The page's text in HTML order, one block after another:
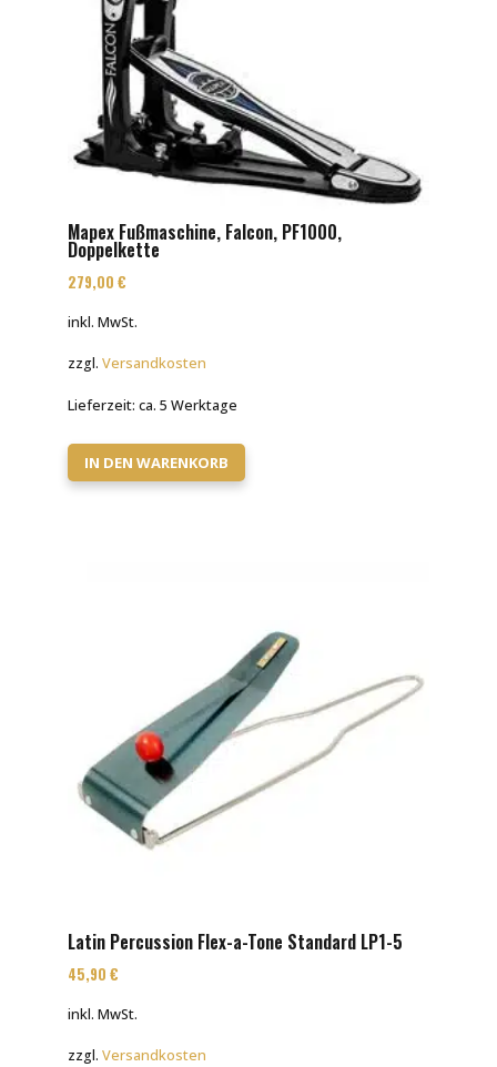
Mapex Fußmaschine, Falcon, PF1000,
Doppelkette
279,00 €
inkl. MwSt.
zzgl. Versandkosten
Lieferzeit: ca. 5 Werktage
IN DEN WARENKORB
Latin Percussion Flex-a-Tone Standard LP1-5
45,90 €
inkl. MwSt.
zzgl. Versandkosten